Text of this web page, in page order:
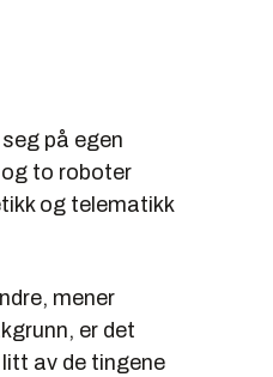
på egen
to roboter
og telematikk
mener
er det
av de tingene